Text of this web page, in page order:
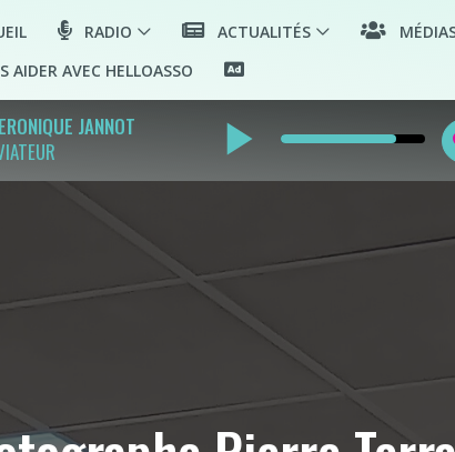
RADIO ACTUALITÉS
AIDER AVEC HELLOASSO
JANNOT
play_arrow